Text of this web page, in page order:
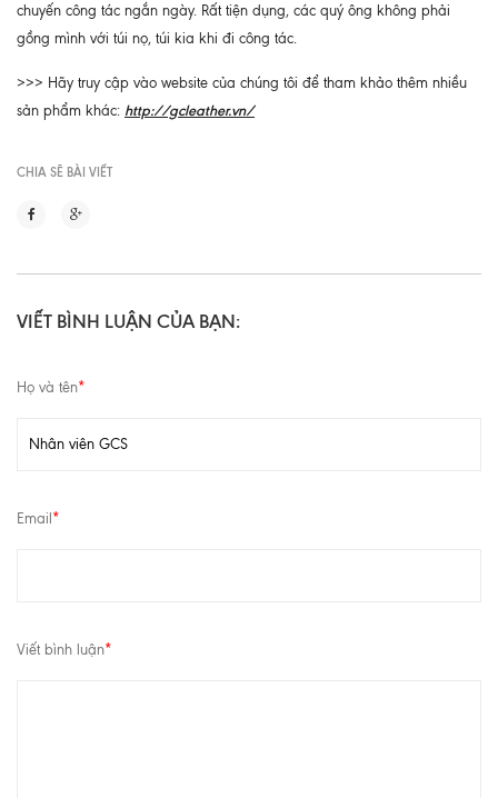
chuyến công tác ngắn ngày. Rất tiện dụng, các quý ông không phải
gồng mình với túi nọ, túi kia khi đi công tác.
>>> Hãy truy cập vào website của chúng tôi để tham khảo thêm nhiều
sản phẩm khác: http://gcleather.vn/
CHIA SẼ BÀI VIẾT
VIẾT BÌNH LUẬN CỦA BẠN:
Họ và tên*
Email *
Viết bình luận*